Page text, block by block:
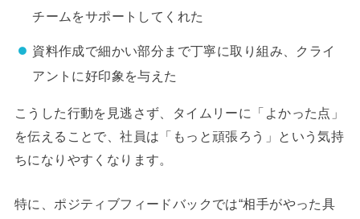
チームをサポートしてくれた
資料作成で細かい部分まで丁寧に取り組み、クライ
アントに好印象を与えた
こうした行動を見逃さず、タイムリーに「よかった点」
を伝えることで、社員は「もっと頑張ろう」という気持
ちになりやすくなります。
特に、ポジティブフィードバックでは“相手がやった具